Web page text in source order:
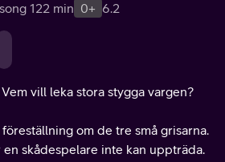
122 min 0+ 6.2
vill leka stora stygga vargen?
om de tre små grisarna.
skådespelare inte kan uppträda.